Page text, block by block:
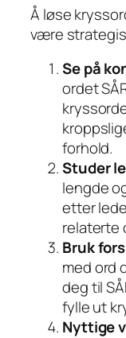
Å løse
være
Se på
ordet
forhold.
Studer
lengde
etter
relaterte
Bruk
med ord
deg til
fylle ut
Nyttige